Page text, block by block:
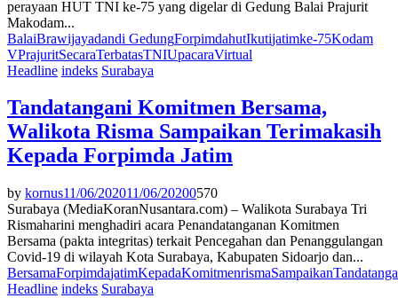
perayaan HUT TNI ke-75 yang digelar di Gedung Balai Prajurit
Makodam...
BalaiBrawijayadandi GedungForpimdahutIkutijatimke-75Kodam
VPrajuritSecaraTerbatasTNIUpacaraVirtual
Headline indeks Surabaya
Tandatangani Komitmen Bersama,
Walikota Risma Sampaikan Terimakasih
Kepada Forpimda Jatim
by kornus11/06/202011/06/20200570
Surabaya (MediaKoranNusantara.com) – Walikota Surabaya Tri
Rismaharini menghadiri acara Penandatanganan Komitmen
Bersama (pakta integritas) terkait Pencegahan dan Penanggulangan
Covid-19 di wilayah Kota Surabaya, Kabupaten Sidoarjo dan...
BersamaForpimdajatimKepadaKomitmenrismaSampaikan
Headline indeks Surabaya